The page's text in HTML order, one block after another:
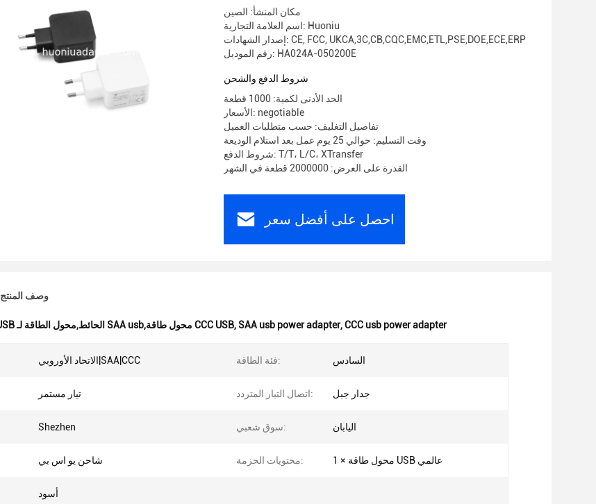
مكان المنشأ: الصين
اسم العلامة التجارية: Huoniu
إصدار الشهادات: CE, FCC, UKCA,3C,CB,CQC,EMC,ETL,PSE,DOE,ECE,ERP
رقم الموديل: HA024A-050200E
شروط الدفع والشحن
الحد الأدنى لكمية: 1000 قطعة
الأسعار: negotiable
تفاصيل التغليف: حسب متطلبات العميل
وقت التسليم: حوالي 25 يوم عمل بعد استلام الوديعة
شروط الدفع: T/T، L/C، XTransfer
القدرة على العرض: 2000000 قطعة في الشهر
احصل على أفضل سعر
وصف المنتج
محول الطاقة USB الحائط,محول الطاقة لـ SAA usb,محول طاقة CCC USB,SAA usb power adapter,CCC usb power adapter
الاتحاد الأوروبي|SAA|CCC فئة الطاقة: السادس
تيار مستمر اتصال التيار المتردد: جدار جبل
Shezhen سوق شعبي: اليابان
شاحن يو اس بي محتويات الحزمة: 1 × محول طاقة USB عالمي
أسود